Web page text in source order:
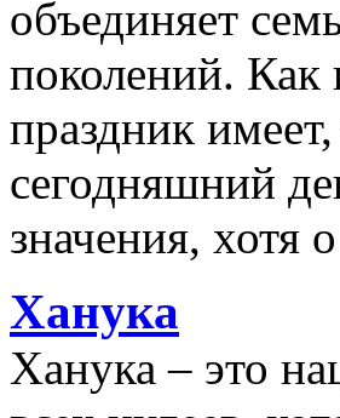
объединяет
поколений. Как
праздник
сегодняшний
значения, хотя
Ханука
Ханука – это